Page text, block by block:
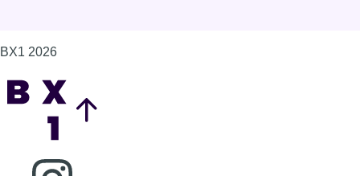
BX1 2026
Consulter page Instagram